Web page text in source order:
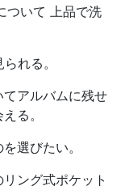
ついて 上品で洗
れる。
アルバムに残せ
る。
選びたい。
ング式ポケット